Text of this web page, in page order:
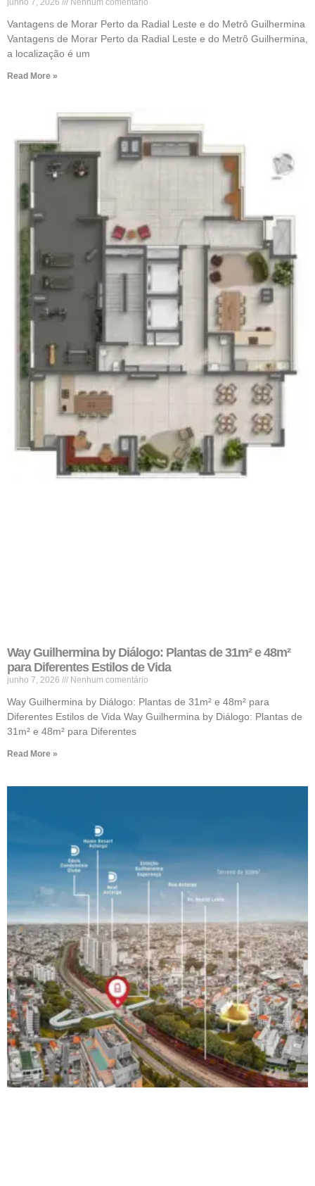
junho 7, 2026 Nenhum comentário
Vantagens de Morar Perto da Radial Leste e do Metrô Guilhermina
Vantagens de Morar Perto da Radial Leste e do Metrô Guilhermina,
a localização é um
Read More »
Way Guilhermina by Diálogo: Plantas de 31m² e 48m²
para Diferentes Estilos de Vida
junho 7, 2026 Nenhum comentário
Way Guilhermina by Diálogo: Plantas de 31m² e 48m² para
Diferentes Estilos de Vida Way Guilhermina by Diálogo: Plantas de
31m² e 48m² para Diferentes
Read More »